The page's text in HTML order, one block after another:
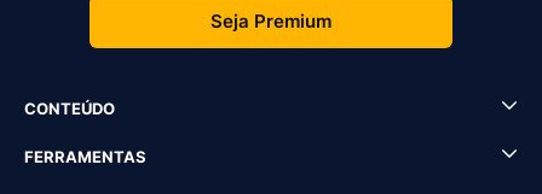
Seja Premium
CONTEÚDO
FERRAMENTAS